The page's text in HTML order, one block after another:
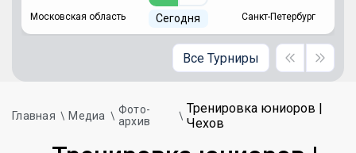
Московская область Сегодня Санкт-Петербург
Все Турниры
Главная Медиа
Фото-
архив
Тренировка юниоров |
Чехов